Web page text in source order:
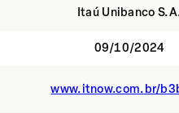
Itaú Unibanco
09/10/2024
www.itnow.com.br/